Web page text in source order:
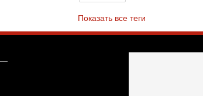
Показать все теги